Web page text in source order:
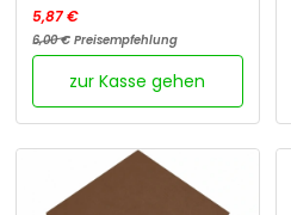
5,87 €
6,00 € Preisempfehlung
zur Kasse gehen